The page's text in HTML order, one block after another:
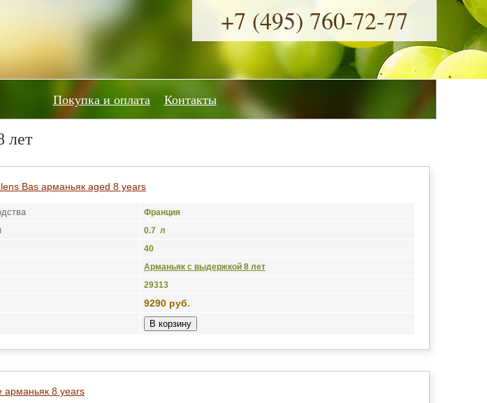
+7 (495) 760-72-77
Покупка и оплата Контакты
лет
Bas арманьяк aged 8 years
Франция
0.7 л
40
Арманьяк с выдержкой 8 лет
29313
9290 руб.
арманьяк 8 years